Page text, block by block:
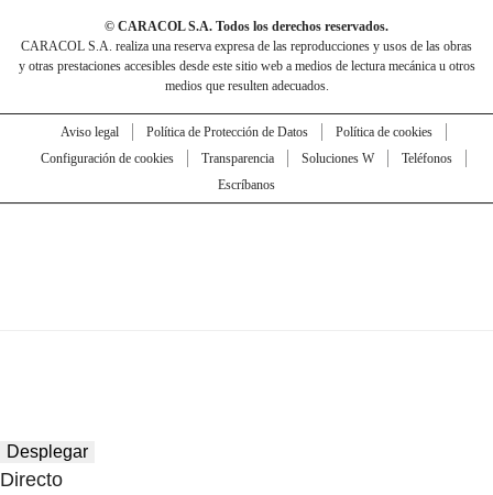
© CARACOL S.A. Todos los derechos reservados.
CARACOL S.A. realiza una reserva expresa de las reproducciones y usos de las obras
y otras prestaciones accesibles desde este sitio web a medios de lectura mecánica u otros
medios que resulten adecuados.
Aviso legal Política de Protección de Datos
Política de cookies
Configuración de cookies
Transparencia Soluciones W
Teléfonos
Escríbanos
Desplegar
Directo